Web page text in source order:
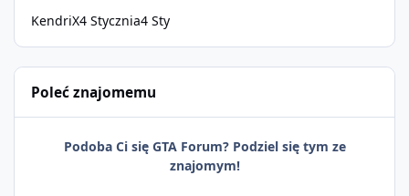
KendriX4 Stycznia4 Sty
Poleć znajomemu
Podoba Ci się GTA Forum? Podziel się tym ze
znajomym!